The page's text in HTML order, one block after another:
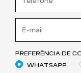
PREFERÊNCIA DE
WHATSAPP